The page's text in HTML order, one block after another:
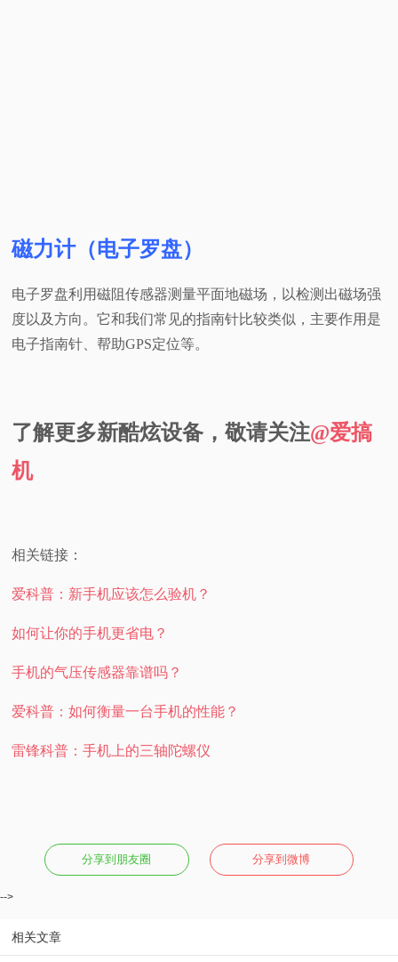
磁力计（电子罗盘）
电子罗盘利用磁阻传感器测量平面地磁场，以检测出磁场强
度以及方向。它和我们常见的指南针比较类似，主要作用是
电子指南针、帮助GPS定位等。
了解更多新酷炫设备，敬请关注@爱搞
机
相关链接：
爱科普：新手机应该怎么验机？
如何让你的手机更省电？
手机的气压传感器靠谱吗？
爱科普：如何衡量一台手机的性能？
雷锋科普：手机上的三轴陀螺仪
分享到朋友圈 分享到微博
-->
相关文章